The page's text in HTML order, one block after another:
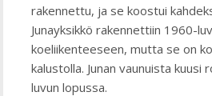
rakennettu, ja se koostui
Junayksikkö rakennettiin 1960-
koeliikenteeseen, mutta se on
kalustolla. Junan vaunuista
luvun lopussa.